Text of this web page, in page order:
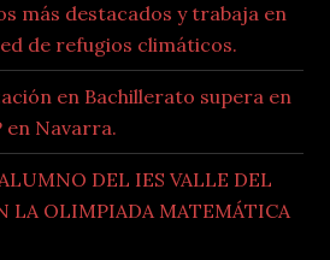
más destacados y trabaja en
de refugios climáticos.
en Bachillerato supera en
en Navarra.
DEL IES VALLE DEL
LA OLIMPIADA MATEMÁTICA